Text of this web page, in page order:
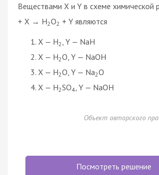
Веществами X и Y в схеме химической
+ X → H2O2 + Y являются
X — H2 , Y — NaH
X — H2O, Y — NaOH
X — H2O, Y — Na2O
X — H2SO4 , Y — NaOH
Объект авторского
Посмотреть решение